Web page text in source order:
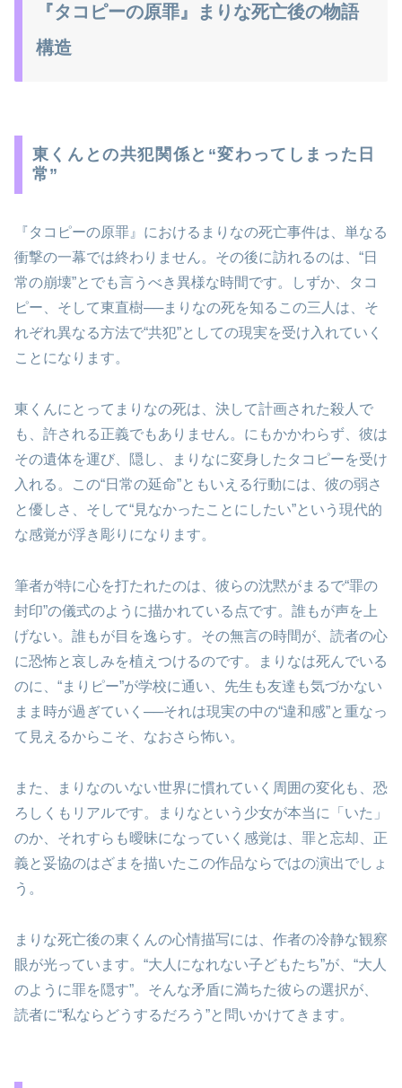
『タコピーの原罪』まりな死亡後の物語
構造
東くんとの共犯関係と“変わってしまった日
常”
『タコピーの原罪』におけるまりなの死亡事件は、単なる
衝撃の一幕では終わりません。その後に訪れるのは、“日
常の崩壊”とでも言うべき異様な時間です。しずか、タコ
ピー、そして東直樹──まりなの死を知るこの三人は、そ
れぞれ異なる方法で“共犯”としての現実を受け入れていく
ことになります。
東くんにとってまりなの死は、決して計画された殺人で
も、許される正義でもありません。にもかかわらず、彼は
その遺体を運び、隠し、まりなに変身したタコピーを受け
入れる。この“日常の延命”ともいえる行動には、彼の弱さ
と優しさ、そして“見なかったことにしたい”という現代的
な感覚が浮き彫りになります。
筆者が特に心を打たれたのは、彼らの沈黙がまるで“罪の
封印”の儀式のように描かれている点です。誰もが声を上
げない。誰もが目を逸らす。その無言の時間が、読者の心
に恐怖と哀しみを植えつけるのです。まりなは死んでいる
のに、“まりピー”が学校に通い、先生も友達も気づかない
まま時が過ぎていく──それは現実の中の“違和感”と重なっ
て見えるからこそ、なおさら怖い。
また、まりなのいない世界に慣れていく周囲の変化も、恐
ろしくもリアルです。まりなという少女が本当に「いた」
のか、それすらも曖昧になっていく感覚は、罪と忘却、正
義と妥協のはざまを描いたこの作品ならではの演出でしょ
う。
まりな死亡後の東くんの心情描写には、作者の冷静な観察
眼が光っています。“大人になれない子どもたち”が、“大人
のように罪を隠す”。そんな矛盾に満ちた彼らの選択が、
読者に“私ならどうするだろう”と問いかけてきます。